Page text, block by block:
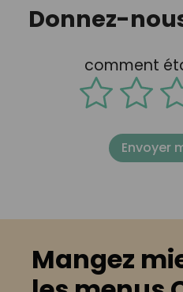
Donnez-
comment
Envoyer
Mangez